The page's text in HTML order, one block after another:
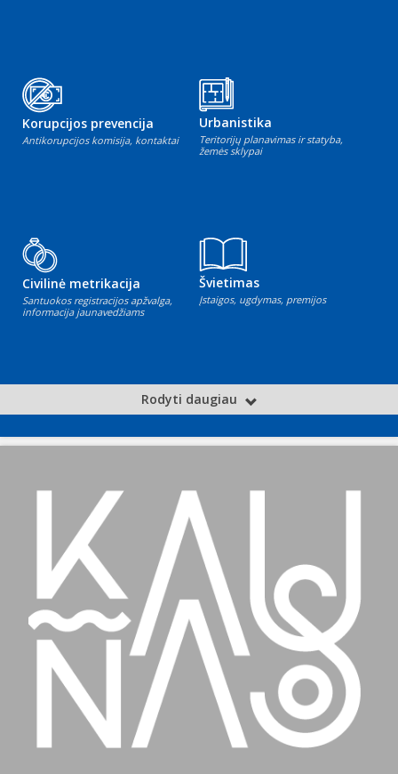
Korupcijos prevencija
Antikorupcijos komisija, kontaktai
Urbanistika
Teritorijų planavimas ir statyba,
žemės sklypai
Civilinė metrikacija
Santuokos registracijos apžvalga,
informacija jaunavedžiams
Švietimas
Įstaigos, ugdymas, premijos
Rodyti daugiau